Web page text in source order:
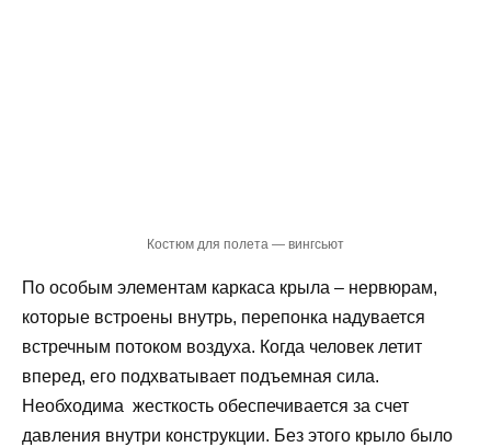
Костюм для полета — вингсьют
По особым элементам каркаса крыла – нервюрам,
которые встроены внутрь, перепонка надувается
встречным потоком воздуха. Когда человек летит
вперед, его подхватывает подъемная сила.
Необходима жесткость обеспечивается за счет
давления внутри конструкции. Без этого крыло было